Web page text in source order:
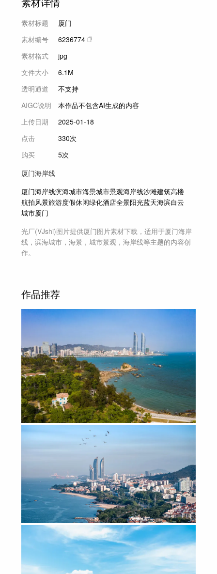
素材标题
厦门
素材编号
6236774
素材格式
jpg
文件大小
6.1M
透明通道
不支持
AIGC说明
本作品不包含AI生成的内容
上传日期
2025-01-18
点击
330次
购买
5次
厦门海岸线
厦门海岸线滨海城市海景城市景观海岸线沙滩建筑高楼
航拍风景旅游度假休闲绿化酒店全景阳光蓝天海滨白云
城市厦门
光厂(VJshi)图片提供厦门图片素材下载，适用于厦门海岸
线，滨海城市，海景，城市景观，海岸线等主题的内容创
作。
作品推荐